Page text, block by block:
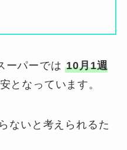
ーパーでは10月1週
となっています。
ないと考えられるた